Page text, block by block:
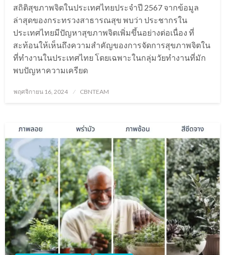
สถิติสุขภาพจิตในประเทศไทยประจำปี 2567 จากข้อมูล
ล่าสุดของกระทรวงสาธารณสุข พบว่า ประชากรใน
ประเทศไทยมีปัญหาสุขภาพจิตเพิ่มขึ้นอย่างต่อเนื่อง ที่
สะท้อนให้เห็นถึงความสำคัญของการจัดการสุขภาพจิตใน
ที่ทำงานในประเทศไทย โดยเฉพาะในกลุ่มวัยทำงานที่มัก
พบปัญหาความเครียด
Posted
พฤศจิกายน 16, 2024 CBNTEAM